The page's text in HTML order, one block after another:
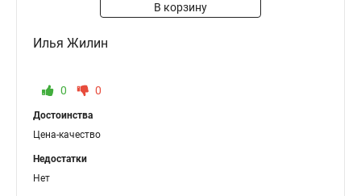
В корзину
Илья Жилин
0 0
Достоинства
Цена-качество
Недостатки
Нет